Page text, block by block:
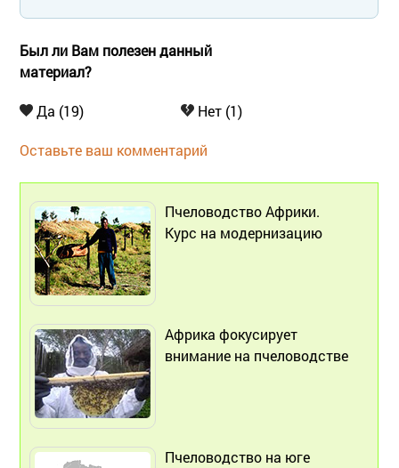
Был ли Вам полезен данный
материал?
Да (19) Нет (1)
Оставьте ваш комментарий
Пчеловодство Африки.
Курс на модернизацию
Африка фокусирует
внимание на пчеловодстве
Пчеловодство на юге